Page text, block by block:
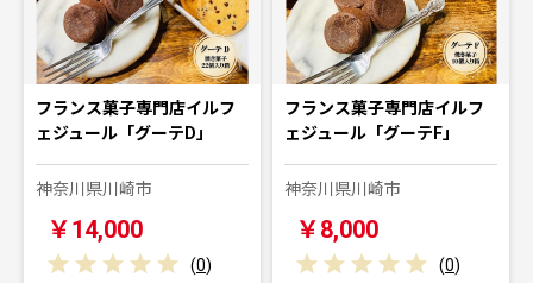
フランス菓子専門店イルフ
ェジュール「グーテD」
神奈川県川崎市
￥14,000
(0)
フランス菓子専門店イルフ
ェジュール「グーテF」
神奈川県川崎市
￥8,000
(0)